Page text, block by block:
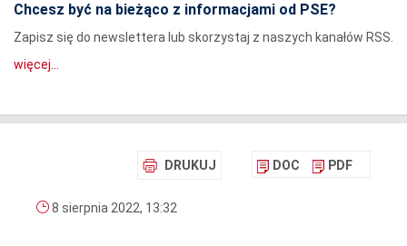
Chcesz być na bieżąco z informacjami od PSE?
Zapisz się do newslettera lub skorzystaj z naszych kanałów RSS.
więcej...
DRUKUJ DOC PDF
8 sierpnia 2022, 13:32